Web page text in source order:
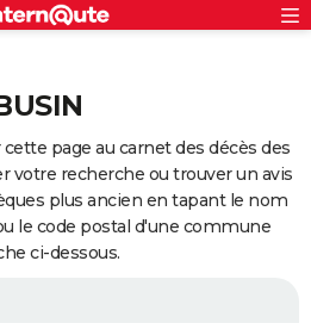
page au carnet des décès des
votre recherche ou trouver un avis
plus ancien en tapant le nom
le code postal d'une commune
ci-dessous.